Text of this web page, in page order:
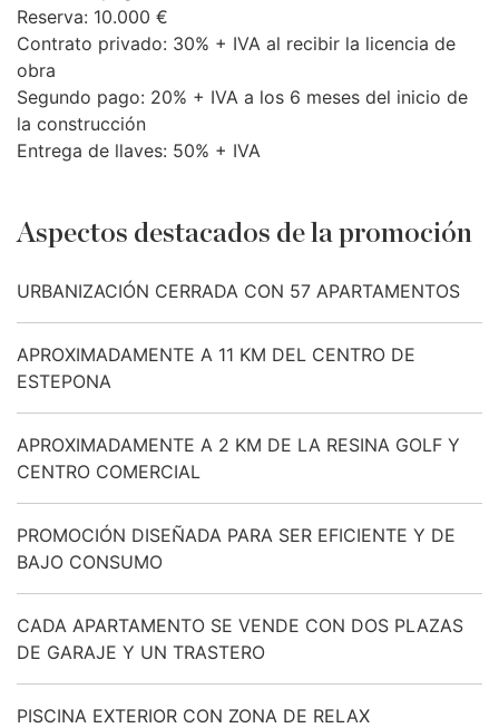
Reserva: 10.000 €
Contrato privado: 30% + IVA al recibir la licencia de
obra
Segundo pago: 20% + IVA a los 6 meses del inicio de
la construcción
Entrega de llaves: 50% + IVA
Aspectos destacados de la promoción
URBANIZACIÓN CERRADA CON 57 APARTAMENTOS
APROXIMADAMENTE A 11 KM DEL CENTRO DE
ESTEPONA
APROXIMADAMENTE A 2 KM DE LA RESINA GOLF Y
CENTRO COMERCIAL
PROMOCIÓN DISEÑADA PARA SER EFICIENTE Y DE
BAJO CONSUMO
CADA APARTAMENTO SE VENDE CON DOS PLAZAS
DE GARAJE Y UN TRASTERO
PISCINA EXTERIOR CON ZONA DE RELAX